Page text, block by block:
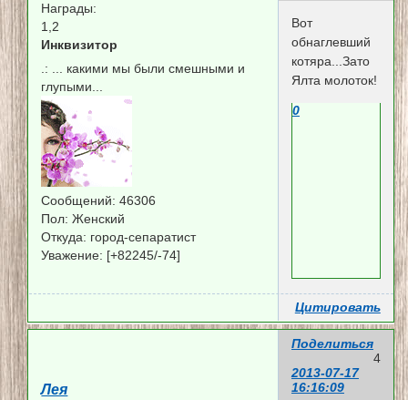
Награды:
1,2
Инквизитор
.: ... какими мы были смешными и
глупыми...
Сообщений: 46306
Пол: Женский
Откуда: город-сепаратист
Уважение: [+82245/-74]
Вот
обнаглевший
котяра...Зато
Ялта молоток!
0
Цитировать
Поделиться
4
2013-07-17
16:16:09
Лея